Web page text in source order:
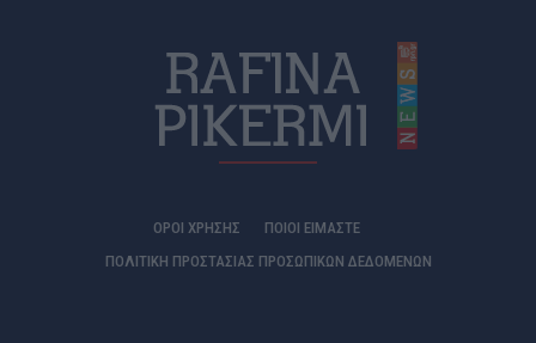
ΟΡΟΙ ΧΡΗΣΗΣ
ΠΟΙΟΊ ΕΊΜΑΣΤΕ
ΠΟΛΙΤΙΚΗ ΠΡΟΣΤΑΣΙΑΣ ΠΡΟΣΩΠΙΚΩΝ ΔΕΔΟΜΕΝΩΝ